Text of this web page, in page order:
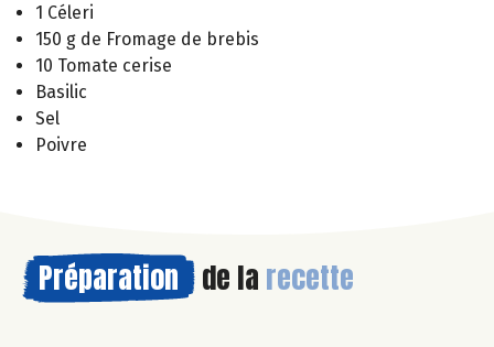
1 Céleri
150 g de Fromage de brebis
10 Tomate cerise
Basilic
Sel
Poivre
Préparation de la recette